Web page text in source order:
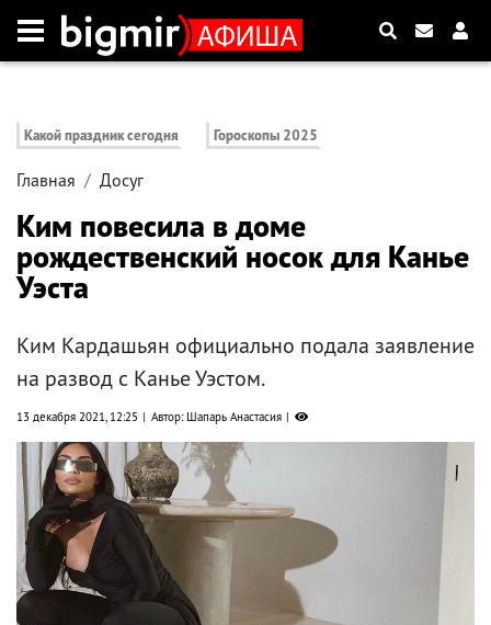
Какой праздник сегодня Гороскопы 2025
Главная Досуг
Ким повесила в доме
рождественский носок для Канье
Уэста
Ким Кардашьян официально подала заявление
на развод с Канье Уэстом.
13 декабря 2021, 12:25 Автор: Шапарь Анастасия